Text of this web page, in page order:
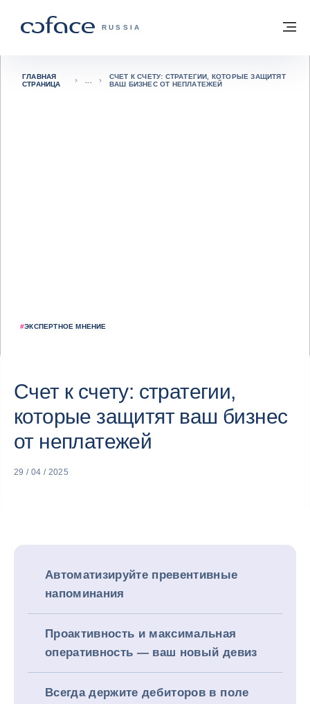
COFACE FOR TRADE — ГЛАВНАЯ
RUSSIA
Вернуться на главную страницу
#ЭКСПЕРТНОЕ МНЕНИЕ
ГЛАВНАЯ
СТРАНИЦА
СЧЕТ К СЧЕТУ: СТРАТЕГИИ, КОТОРЫЕ ЗАЩИТЯТ
ВАШ БИЗНЕС ОТ НЕПЛАТЕЖЕЙ
Счет к счету: стратегии,
которые защитят ваш бизнес
от неплатежей
29 / 04 / 2025
Автоматизируйте превентивные
напоминания
Проактивность и максимальная
оперативность — ваш новый девиз
Всегда держите дебиторов в поле